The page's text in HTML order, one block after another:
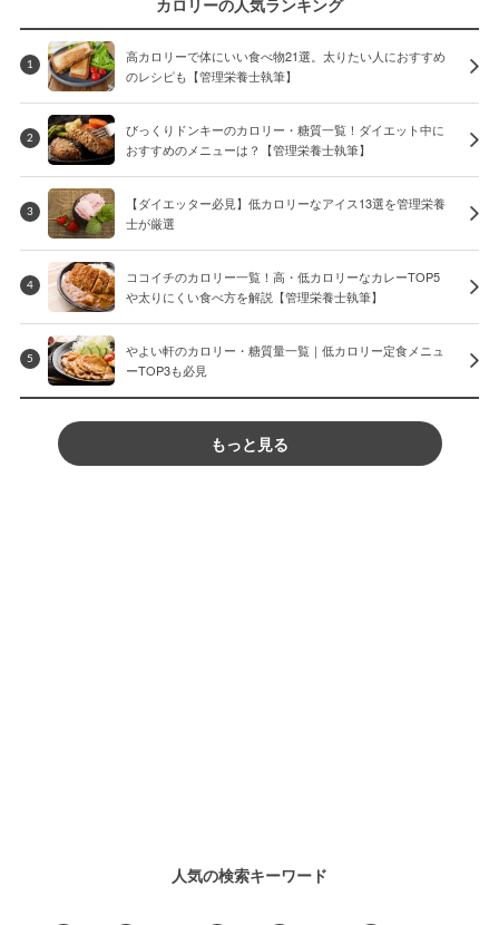
1
高カロリーで体にいい食べ物21選。太りたい人におすすめ
のレシピも【管理栄養士執筆】
2
びっくりドンキーのカロリー・糖質一覧！ダイエット中に
おすすめのメニューは？【管理栄養士執筆】
3
【ダイエッター必見】低カロリーなアイス13選を管理栄養
士が厳選
4
ココイチのカロリー一覧！高・低カロリーなカレーTOP5
や太りにくい食べ方を解説【管理栄養士執筆】
5
やよい軒のカロリー・糖質量一覧｜低カロリー定食メニュ
ーTOP3も必見
もっと見る
人気の検索キーワード